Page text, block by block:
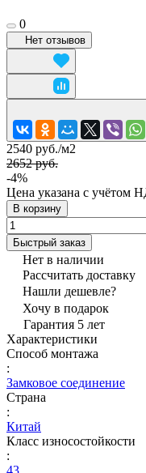
0
Нет отзывов
2540 руб./м2
2652 руб.
-4%
Цена указана с учётом
В корзину
Быстрый заказ
Нет в наличии
Рассчитать доставку
Нашли дешевле?
Хочу в подарок
Гарантия 5 лет
Характеристики
Способ монтажа
:
Замковое соединение
Страна
:
Китай
Класс износостойкости
:
43